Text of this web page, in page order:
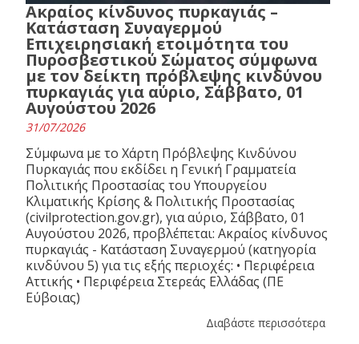
Ακραίος κίνδυνος πυρκαγιάς –
Κατάσταση Συναγερμού
Επιχειρησιακή ετοιμότητα του
Πυροσβεστικού Σώματος σύμφωνα
με τον δείκτη πρόβλεψης κινδύνου
πυρκαγιάς για αύριο, Σάββατο, 01
Αυγούστου 2026
31/07/2026
Σύμφωνα με το Χάρτη Πρόβλεψης Κινδύνου
Πυρκαγιάς που εκδίδει η Γενική Γραμματεία
Πολιτικής Προστασίας του Υπουργείου
Κλιματικής Κρίσης & Πολιτικής Προστασίας
(civilprotection.gov.gr), για αύριο, Σάββατο, 01
Αυγούστου 2026, προβλέπεται: Ακραίος κίνδυνος
πυρκαγιάς - Κατάσταση Συναγερμού (κατηγορία
κινδύνου 5) για τις εξής περιοχές: • Περιφέρεια
Αττικής • Περιφέρεια Στερεάς Ελλάδας (ΠΕ
Εύβοιας)
Διαβάστε περισσότερα